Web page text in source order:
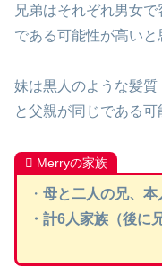
兄弟はそれぞれ男女
である可能性が高いと
妹は黒人のような髪
と父親が同じである可
Merryの家族
・ 母と二人の兄、本
・計6人家族（後に